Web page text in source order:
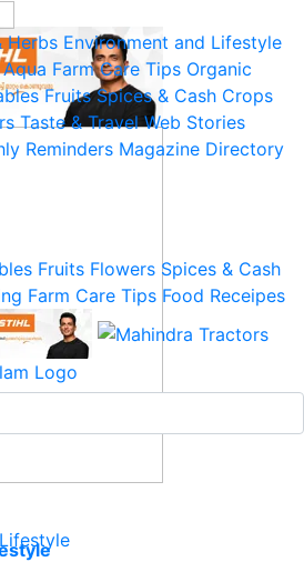
Herbs Environment and Lifestyle
Farm Care Tips Organic
Fruits Spices & Cash Crops
Taste & Travel Web Stories
Reminders Magazine Directory
Fruits Flowers Spices & Cash
Farm Care Tips Food Receipes